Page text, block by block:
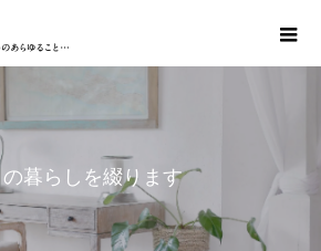
の暮 ら し を綴り ま す